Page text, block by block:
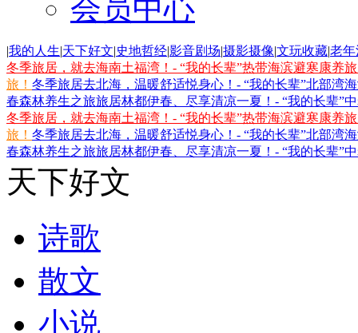
会员中心
|我的人生|天下好文|史地哲经|影音剧场|摄影摄像|文玩收藏|老
冬季旅居，就去海南土福湾！- “我的长辈”热带海滨避寒康养
旅！ 冬季旅居去北海，温暖舒适悦身心！- “我的长辈”北部湾
春森林养生之旅旅居林都伊春、尽享清凉一夏！- “我的长辈”
冬季旅居，就去海南土福湾！- “我的长辈”热带海滨避寒康养
旅！ 冬季旅居去北海，温暖舒适悦身心！- “我的长辈”北部湾
春森林养生之旅旅居林都伊春、尽享清凉一夏！- “我的长辈”
天下好文
诗歌
散文
小说